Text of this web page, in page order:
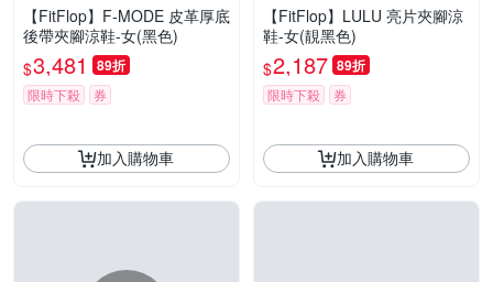
【FitFlop】F-MODE 皮革厚底
後帶夾腳涼鞋-女(黑色)
$3,481 89折
限時下殺 券
加入購物車
【FitFlop】LULU 亮片夾腳涼
鞋-女(靚黑色)
$2,187 89折
限時下殺 券
加入購物車